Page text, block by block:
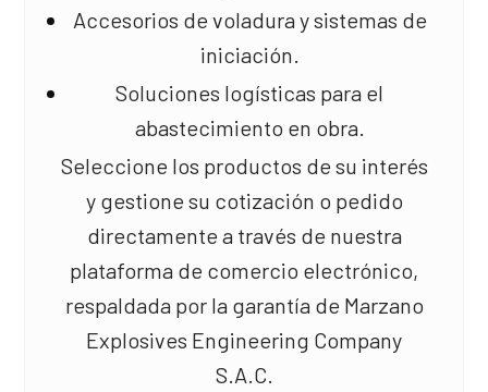
Accesorios de voladura y sistemas de
iniciación.
Soluciones logísticas para el
abastecimiento en obra.
Seleccione los productos de su interés
y gestione su cotización o pedido
directamente a través de nuestra
plataforma de comercio electrónico,
respaldada por la garantía de Marzano
Explosives Engineering Company
S.A.C.